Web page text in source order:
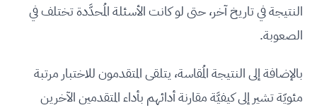
النتيجة في تاريخ آخر، حتى لو كانت الأسئلة المُحدَّدة تختلف في
الصعوبة.
بالإضافة إلى النتيجة المُقاسة، يتلقى المتقدمون للاختبار مرتبة
مئويّة تشير إلى كيفيَّة مقارنة أدائهم بأداء المتقدمين الآخرين